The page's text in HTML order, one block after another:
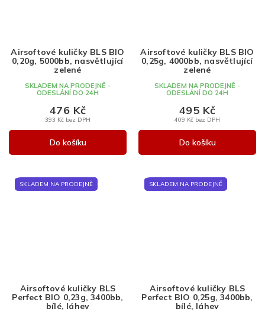
Airsoftové kuličky BLS BIO
0,20g, 5000bb, nasvětlující
zelené
SKLADEM NA PRODEJNĚ -
ODESLÁNÍ DO 24H
393 Kč bez DPH
476 Kč
Do košíku
Airsoftové kuličky BLS BIO
0,25g, 4000bb, nasvětlující
zelené
SKLADEM NA PRODEJNĚ -
ODESLÁNÍ DO 24H
409 Kč bez DPH
495 Kč
Do košíku
SKLADEM NA PRODEJNĚ
Airsoftové kuličky BLS
Perfect BIO 0,23g, 3400bb,
bílé, láhev
SKLADEM NA PRODEJNĚ
Airsoftové kuličky BLS
Perfect BIO 0,25g, 3400bb,
bílé, láhev